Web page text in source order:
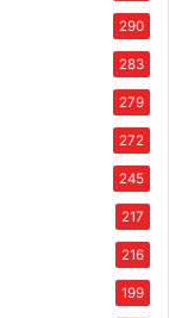
290
283
279
272
245
217
216
199